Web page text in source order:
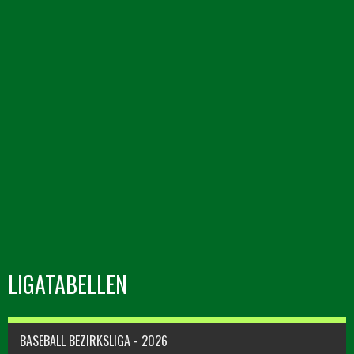
LIGATABELLEN
BASEBALL BEZIRKSLIGA - 2026